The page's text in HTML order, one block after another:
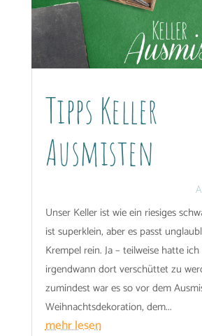
Tipps Keller
Ausmisten
Unser Keller ist wie ein riesiges
ist superklein, aber es passt
Krempel rein. Ja – teilweise hatte
irgendwann dort verschüttet zu
zumindest war es so vor dem
Weihnachtsdekoration, dem...
mehr lesen